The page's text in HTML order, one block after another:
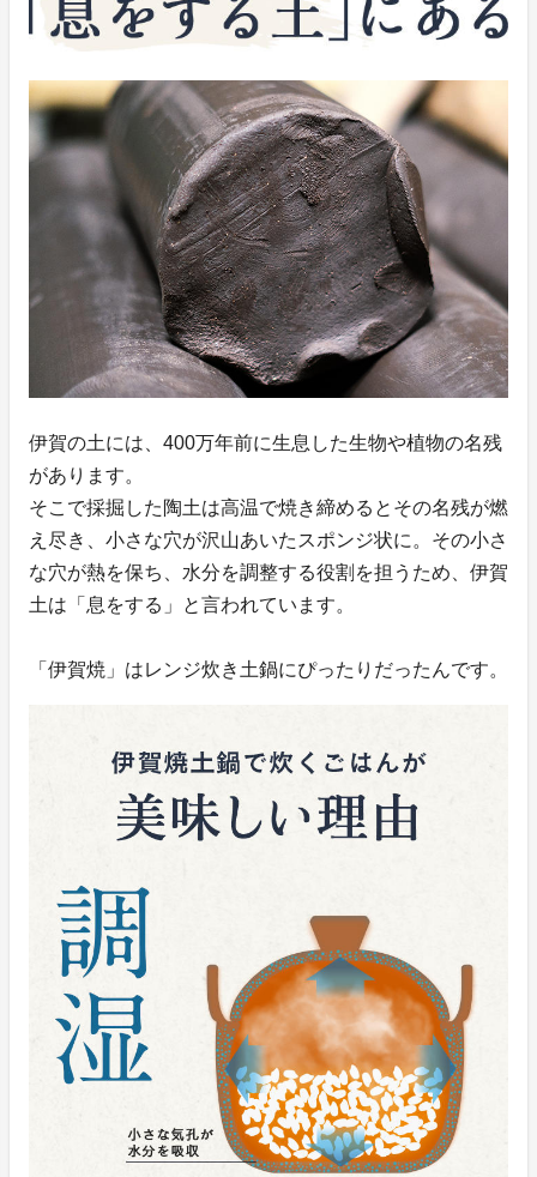
伊賀の土には、400万年前に生息した生物や植物の名残
があります。
そこで採掘した陶土は高温で焼き締めるとその名残が燃
え尽き、小さな穴が沢山あいたスポンジ状に。その小さ
な穴が熱を保ち、水分を調整する役割を担うため、伊賀
土は「息をする」と言われています。
「伊賀焼」はレンジ炊き土鍋にぴったりだったんです。